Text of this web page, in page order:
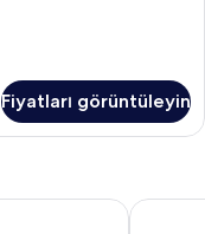
Fiyatları görüntüleyin
Maistra